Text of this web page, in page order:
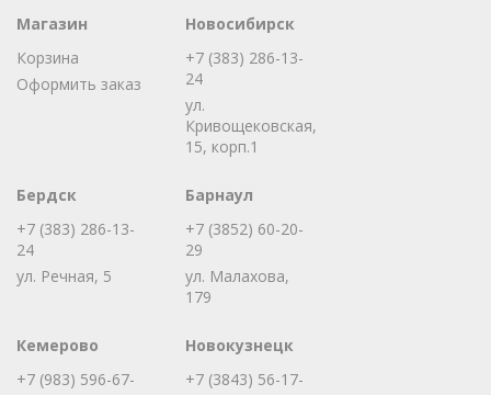
Магазин
Корзина
Оформить заказ
Новосибирск
+7 (383) 286-13-
24
ул.
Кривощековская,
15, корп.1
Бердск
+7 (383) 286-13-
24
ул. Речная, 5
Барнаул
+7 (3852) 60-20-
29
ул. Малахова,
179
Кемерово
+7 (983) 596-67-
Новокузнецк
+7 (3843) 56-17-